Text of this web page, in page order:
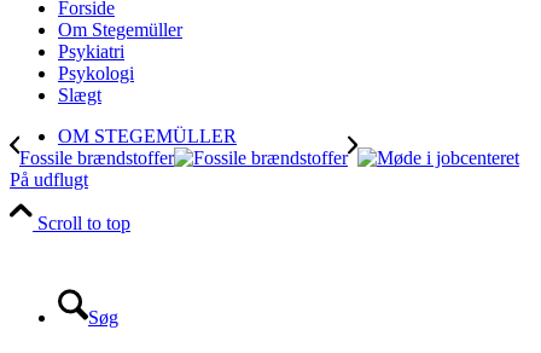
OM STEGEMÜLLER
Søg
Forside
Om Stegemüller
Psykiatri
Psykologi
Slægt
Fossile brændstoffer
På udflugt
Scroll to top